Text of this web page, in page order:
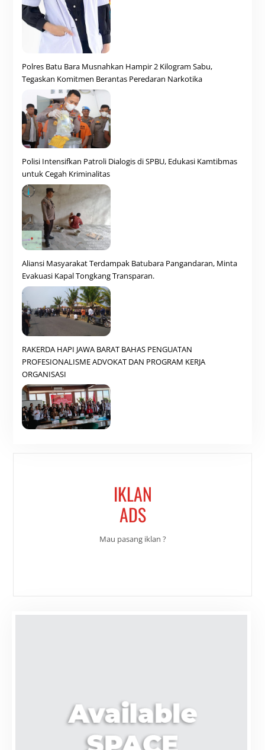
Polres Batu Bara Musnahkan Hampir 2 Kilogram Sabu,
Tegaskan Komitmen Berantas Peredaran Narkotika
Polisi Intensifkan Patroli Dialogis di SPBU, Edukasi Kamtibmas
untuk Cegah Kriminalitas
Aliansi Masyarakat Terdampak Batubara Pangandaran, Minta
Evakuasi Kapal Tongkang Transparan.
RAKERDA HAPI JAWA BARAT BAHAS PENGUATAN
PROFESIONALISME ADVOKAT DAN PROGRAM KERJA
ORGANISASI
IKLAN
ADS
Mau pasang iklan ?